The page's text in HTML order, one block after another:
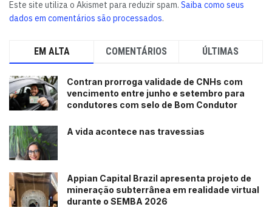
Este site utiliza o Akismet para reduzir spam. Saiba como seus
dados em comentários são processados.
EM ALTA COMENTÁRIOS ÚLTIMAS
Contran prorroga validade de CNHs com
vencimento entre junho e setembro para
condutores com selo de Bom Condutor
A vida acontece nas travessias
Appian Capital Brazil apresenta projeto de
mineração subterrânea em realidade virtual
durante o SEMBA 2026